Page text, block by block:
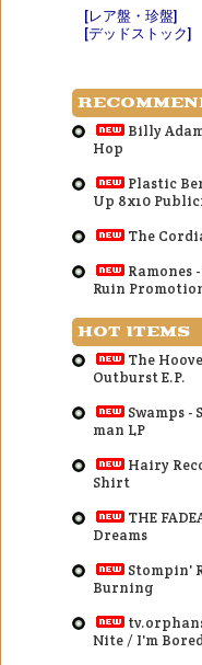
[レア盤・珍盤]
[デッドストック]
Billy
Hop
Plastic
Up 8x10
The
Ramones
Ruin
HOT ITEMS
The
Outburst E.P.
Swamps -
man LP
Hairy
Shirt
THE
Dreams
Stompin'
Burning
Nite / I'm